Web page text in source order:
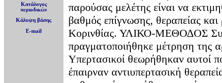
Κατάλογος
περιοδικών
Κάλυψη βάσης
E-mail
παρούσας μελέτης είναι να
βαθμός επίγνωσης, θεραπείας
Κορινθίας. ΥΛΙΚΟ-ΜΕΘΟΔΟΣ
πραγματοποιήθηκε μέτρηση της
Υπερτασικοί θεωρήθηκαν
έπαιρναν αντιυπερτασική